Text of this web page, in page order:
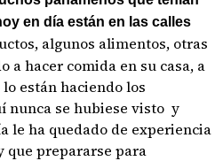
en día están en las calles
algunos alimentos, otras
a hacer comida en su casa, a
están haciendo los
nunca se hubiese visto y
le ha quedado de experiencia
que prepararse para